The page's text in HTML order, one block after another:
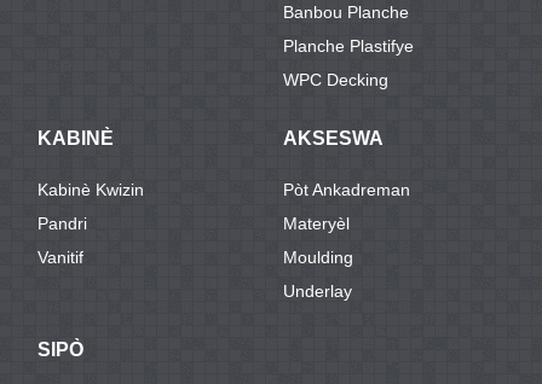
Banbou Planche
Planche Plastifye
WPC Decking
KABINÈ
Kabinè Kwizin
Pandri
Vanitif
AKSESWA
Pòt Ankadreman
Materyèl
Moulding
Underlay
SIPÒ